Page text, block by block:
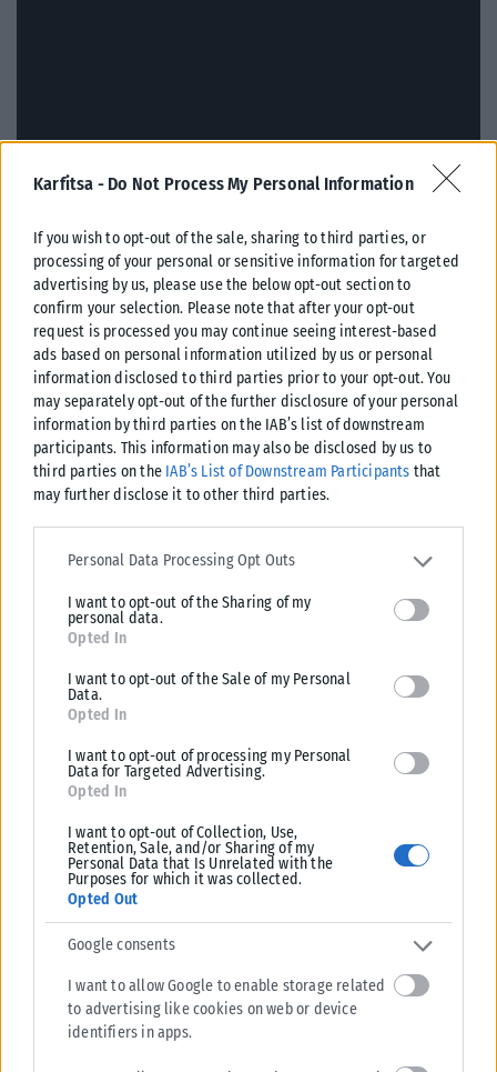
Karfitsa - Do Not Process My Personal Information
If you wish to opt-out of the sale, sharing to third parties, or
processing of your personal or sensitive information for targeted
advertising by us, please use the below opt-out section to
confirm your selection. Please note that after your opt-out
request is processed you may continue seeing interest-based
ads based on personal information utilized by us or personal
information disclosed to third parties prior to your opt-out. You
may separately opt-out of the further disclosure of your personal
information by third parties on the IAB’s list of downstream
participants. This information may also be disclosed by us to
third parties on the IAB’s List of Downstream Participants that
may further disclose it to other third parties.
Please note that this website/app uses one or more Google
services and may gather and store information including but not
deny consent to Google and its third-party tags to use your data
for below specified purposes in below Google consent section.
Personal Data Processing Opt Outs
I want to opt-out of the Sharing of my
personal data.
Opted In
I want to opt-out of the Sale of my Personal
Data.
Opted In
I want to opt-out of processing my Personal
Data for Targeted Advertising.
Opted In
I want to opt-out of Collection, Use,
Retention, Sale, and/or Sharing of my
Personal Data that Is Unrelated with the
Purposes for which it was collected.
Opted Out
Google consents
I want to allow Google to enable storage related
to advertising like cookies on web or device
identifiers in apps.
Bullock και στη διάρκειά του, προσπαθεί να σταματήσει την
τρελή πορεία ενός λεωφορείου, γιορτάζει την 30ή επέτειό του
με μια ειδική προβολή την Τρίτη στο Λος Άντζελες, στην οποία
θα παρευρεθούν τόσο η Bullock όσο και ο Reeves.
Πηγή: MarieClaire
LIFESTYLE
Τέλος εποχής για το «Avatar»; Ο Τζέιμς Κάμερον αφήνει να
εννοηθεί ότι τελείωσε τα γυρίσματα
Ο Τζέιμς Κάμερον άφησε να εννοηθεί ότι τα γυρίσματα ταινιών Avatar
μπορεί να φτάνουν στο τέλος και ότι τώρα σκέφτεται...